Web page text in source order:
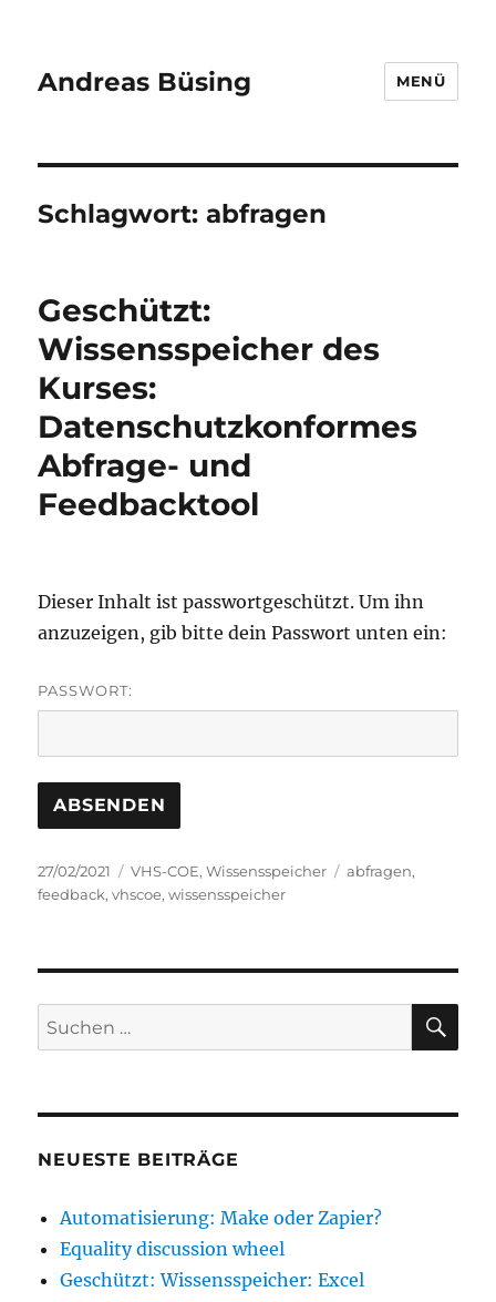
Andreas Büsing MENÜ
Schlagwort:abfragen
Geschützt:
Wissensspeicher des
Kurses:
Datenschutzkonformes
Abfrage- und
Feedbacktool
Dieser Inhalt ist passwortgeschützt. Um ihn
anzuzeigen, gib bitte dein Passwort unten ein:
PASSWORT:
Veröffentlicht
am
27/02/2021 Kategorien
VHS-COE,Wissensspeicher Schlagwörter
abfragen,
feedback,vhscoe,wissensspeicher
Suche
nach:
NEUESTE BEITRÄGE
Automatisierung: Make oder Zapier?
Equality discussion wheel
Geschützt: Wissensspeicher: Excel